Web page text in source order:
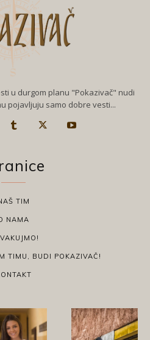
u durgom planu "Pokazivač" nudi
pojavljuju samo dobre vesti...
TIM
NAMA
TIMU, BUDI POKAZIVAČ!